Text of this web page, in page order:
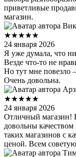
приветливые
магазин.
★★★★★
24 января 2026
Я уже думала, что
Везде что‑то не
Но тут мне повезло
Очень довольна.
★★★★★
24 января 2026
Отличный магазин!
довольны качеством
таких магазинов с
ценой. Всем